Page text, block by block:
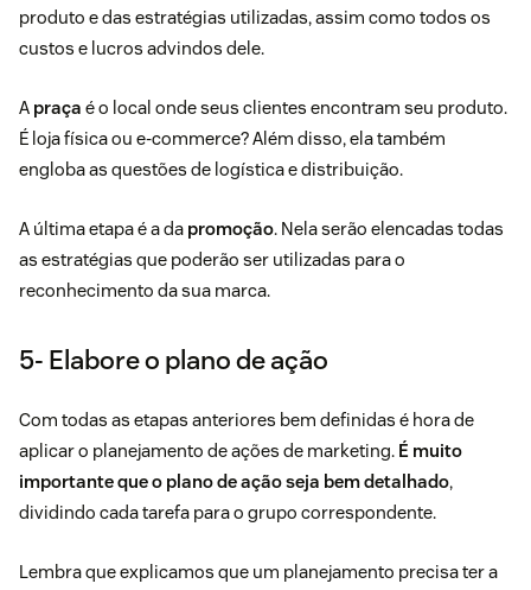
produto e das estratégias utilizadas, assim como todos os
custos e lucros advindos dele.
A praça é o local onde seus clientes encontram seu produto.
É loja física ou e-commerce? Além disso, ela também
engloba as questões de logística e distribuição.
A última etapa é a da promoção. Nela serão elencadas todas
as estratégias que poderão ser utilizadas para o
reconhecimento da sua marca.
5- Elabore o plano de ação
Com todas as etapas anteriores bem definidas é hora de
aplicar o planejamento de ações de marketing. É muito
importante que o plano de ação seja bem detalhado,
dividindo cada tarefa para o grupo correspondente.
Lembra que explicamos que um planejamento precisa ter a